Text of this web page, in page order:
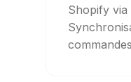
Shopify via